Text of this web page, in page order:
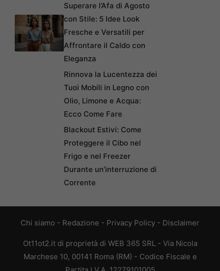
Superare l’Afa di Agosto
con Stile: 5 Idee Look
Fresche e Versatili per
Affrontare il Caldo con
Eleganza
Rinnova la Lucentezza dei
Tuoi Mobili in Legno con
Olio, Limone e Acqua:
Ecco Come Fare
Blackout Estivi: Come
Proteggere il Cibo nel
Frigo e nel Freezer
Durante un’interruzione di
Corrente
Chi siamo - Redazione - Privacy Policy - Disclaimer
Ot11ot2.it di proprietà di WEB 365 SRL - Via Nicola
Marchese 10, 00141 Roma (RM) - Codice Fiscale e